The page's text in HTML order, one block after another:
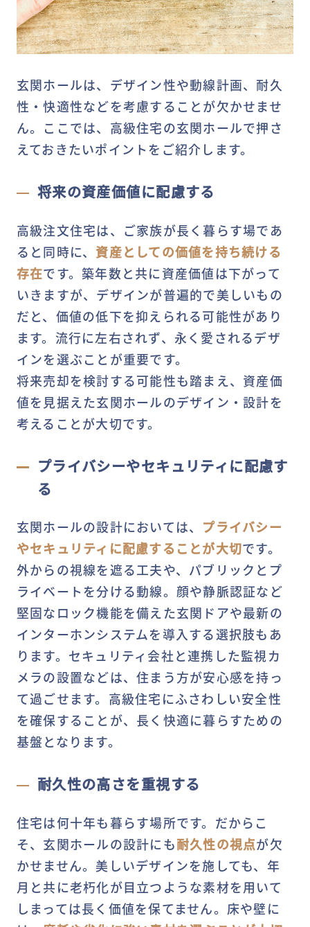
玄関ホールは、デザイン性や動線計画、耐久
性・快適性などを考慮することが欠かせませ
ん。ここでは、高級住宅の玄関ホールで押さ
えておきたいポイントをご紹介します。
将来の資産価値に配慮する
高級注文住宅は、ご家族が長く暮らす場であ
ると同時に、 資産としての価値を持ち続ける
存在です。築年数と共に資産価値は下がって
いきますが、デザインが普遍的で美しいもの
だと、価値の低下を抑えられる可能性があり
ます。流行に左右されず、永く愛されるデザ
インを選ぶことが重要です。
将来売却を検討する可能性も踏まえ、資産価
値を見据えた玄関ホールのデザイン・設計を
考えることが大切です。
プライバシーやセキュリティに配慮す
る
玄関ホールの設計においては、 プライバシー
やセキュリティに配慮することが大切です。
外からの視線を遮る工夫や、パブリックとプ
ライベートを分ける動線。顔や静脈認証など
堅固なロック機能を備えた玄関ドアや最新の
インターホンシステムを導入する選択肢もあ
ります。セキュリティ会社と連携した監視カ
メラの設置などは、住まう方が安心感を持っ
て過ごせます。高級住宅にふさわしい安全性
を確保することが、長く快適に暮らすための
基盤となります。
耐久性の高さを重視する
住宅は何十年も暮らす場所です。だからこ
そ、玄関ホールの設計にも耐久性の視点が欠
かせません。美しいデザインを施しても、年
月と共に老朽化が目立つような素材を用いて
しまっては長く価値を保てません。床や壁に